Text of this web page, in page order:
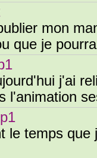
mon
que je
j'ai
l'animation
le temps